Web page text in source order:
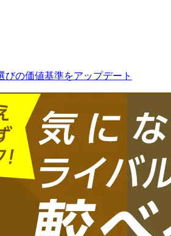
びの価値基準をアップデート